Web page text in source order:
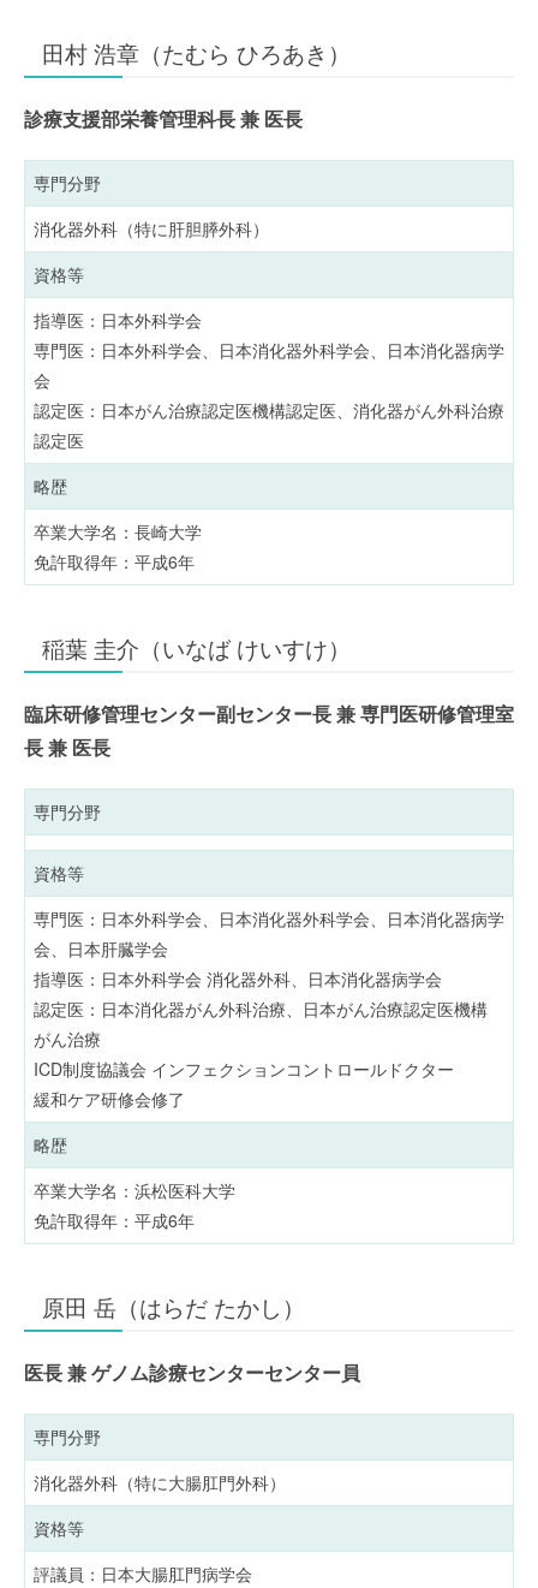
田村 浩章（たむら ひろあき）
診療支援部栄養管理科長 兼 医長
専門分野
消化器外科（特に肝胆膵外科）
資格等
指導医：日本外科学会
専門医：日本外科学会、日本消化器外科学会、日本消化器病学
会
認定医：日本がん治療認定医機構認定医、消化器がん外科治療
認定医
略歴
卒業大学名：長崎大学
免許取得年：平成6年
稲葉 圭介（いなば けいすけ）
臨床研修管理センター副センター長 兼 専門医研修管理室
長 兼 医長
専門分野
資格等
専門医：日本外科学会、日本消化器外科学会、日本消化器病学
会、日本肝臓学会
指導医：日本外科学会 消化器外科、日本消化器病学会
認定医：日本消化器がん外科治療、日本がん治療認定医機構
がん治療
ICD制度協議会 インフェクションコントロールドクター
緩和ケア研修会修了
略歴
卒業大学名：浜松医科大学
免許取得年：平成6年
原田 岳（はらだ たかし）
医長 兼 ゲノム診療センターセンター員
専門分野
消化器外科（特に大腸肛門外科）
資格等
評議員：日本大腸肛門病学会